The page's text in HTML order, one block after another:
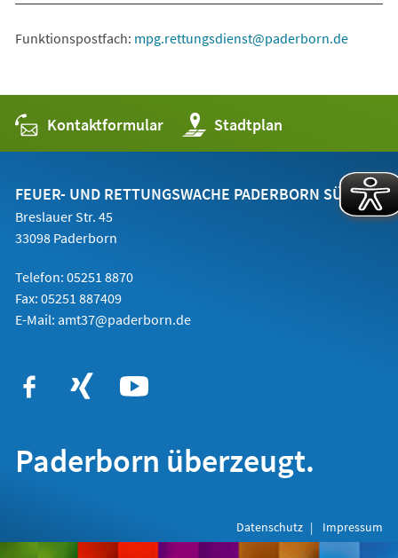
Funktionspostfach: mpg.rettungsdienst paderborn de
Kontaktformular Stadtplan
(Öffnet
in
einem
Tab)
FEUER- UND RETTUNGSWACHE PADERBORN SÜD
Breslauer Str. 45
33098 Paderborn
Telefon: 05251 8870
Fax: 05251 887409
E-Mail: amt37@paderborn.de
Paderborn überzeugt.
Datenschutz Impressum